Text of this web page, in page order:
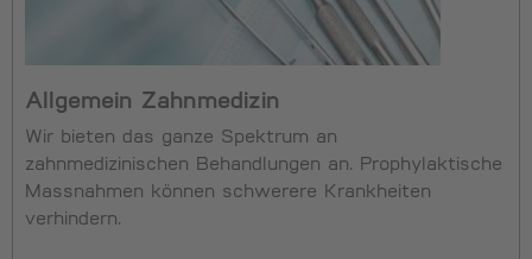
Allgemein Zahnmedizin
Wir bieten das ganze Spektrum an
zahnmedizinischen Behandlungen an. Prophylaktische
Massnahmen können schwerere Krankheiten
verhindern.